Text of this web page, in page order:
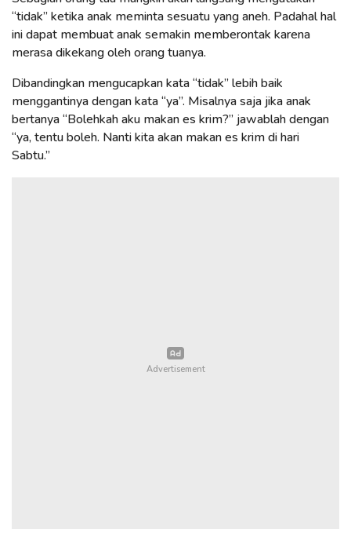
“tidak” ketika anak meminta sesuatu yang aneh. Padahal hal
ini dapat membuat anak semakin memberontak karena
merasa dikekang oleh orang tuanya.
Dibandingkan mengucapkan kata “tidak” lebih baik
menggantinya dengan kata “ya”. Misalnya saja jika anak
bertanya “Bolehkah aku makan es krim?” jawablah dengan
“ya, tentu boleh. Nanti kita akan makan es krim di hari
Sabtu.”